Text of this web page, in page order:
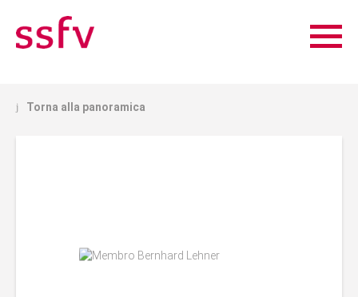
j Torna alla panoramica